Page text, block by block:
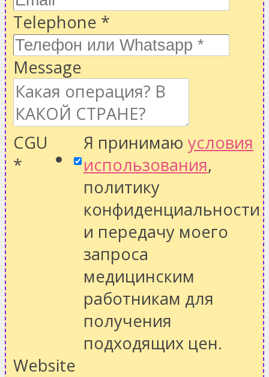
Telephone *
Message
CGU
*
Я принимаю условия
использования,
политику
конфиденциальности
и передачу моего
запроса
медицинским
работникам для
получения
подходящих цен.
Website